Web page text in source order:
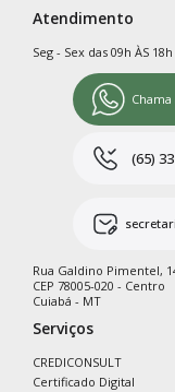
Atendimento
Seg - Sex das 09h ÀS 18h
(65)
Rua Galdino Pimentel,
CEP 78005-020 - Centro
Cuiabá - MT
Serviços
CREDICONSULT
Certificado Digital